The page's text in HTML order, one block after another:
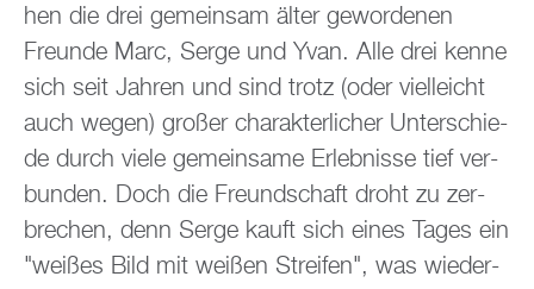
hen die drei ge­mein­sam älter ge­wor­de­nen
Freun­de Marc, Serge und Yvan. Alle drei kenne
sich seit Jah­ren und sind trotz (oder viel­leicht
auch wegen) gro­ßer cha­rak­ter­li­cher Un­ter­schie­
de durch viele ge­mein­sa­me Er­leb­nis­se tief ver­
bun­den. Doch die Freund­schaft droht zu zer­
bre­chen, denn Serge kauft sich eines Tages ein
"wei­ßes Bild mit wei­ßen Strei­fen", was wie­der­